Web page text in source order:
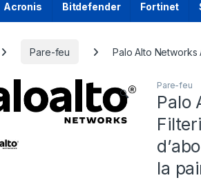
Acronis Bitdefender Fortinet
Pare-feu Palo Alto Networks
🔍
Pare-feu
Palo
la